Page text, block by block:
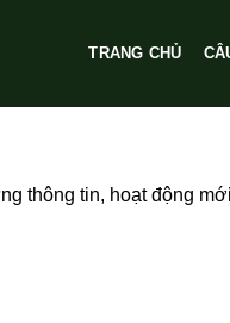
TRANG CHỦ
thông tin, hoạt động